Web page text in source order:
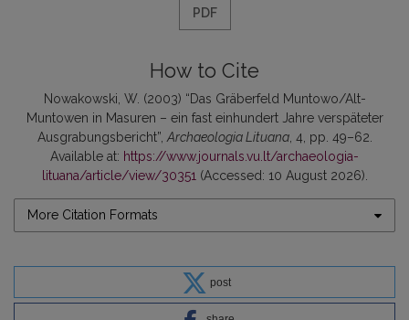
PDF
How to Cite
Nowakowski, W. (2003) “Das Gräberfeld Muntowo/Alt-
Muntowen in Masuren – ein fast einhundert Jahre verspäteter
Ausgrabungsbericht”, Archaeologia Lituana, 4, pp. 49–62.
Available at: https://www.journals.vu.lt/archaeologia-
lituana/article/view/30351 (Accessed: 10 August 2026).
More Citation Formats
post